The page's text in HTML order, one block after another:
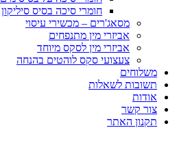
חומרי סיכה בסיס סיליקון
מסאג'רים – מכשירי עיסוי
אביזרי מין מתנפחים
אביזרי מין לסקס מיוחד
צעצועי סקס לוהטים בהנחה
משלוחים
תשובות לשאלות
אודות
צור קשר
תקנון האתר